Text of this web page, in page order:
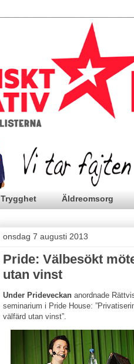
Trygghet Äldreomsorg
onsdag 7 augusti 2013
Pride: Välbesökt
utan vinst
Under Prideveckan anordnade
seminarium i Pride House:
välfärd utan vinst”.